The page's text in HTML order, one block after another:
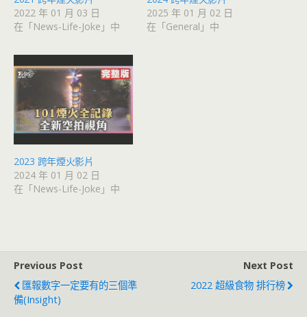
2022 年 01 月 03 日
在「News-Life-Joke」中
2025 年 01 月 02 日
在「General」中
2023 跨年煙火影片
2024 年 01 月 02 日
在「News-Life-Joke」中
Previous Post
匯報數字一定要有的三個準
備(Insight)
Next Post
2022 超級食物 排行榜